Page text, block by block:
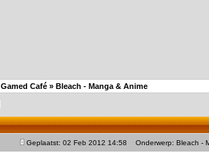
Gamed Café » Bleach - Manga & Anime
Geplaatst: 02 Feb 2012 14:58 Onderwerp: Bleach -